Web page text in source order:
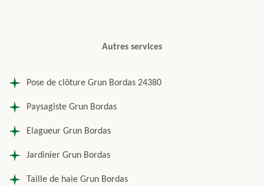
Autres services
Pose de clôture Grun Bordas 24380
Paysagiste Grun Bordas
Elagueur Grun Bordas
Jardinier Grun Bordas
Taille de haie Grun Bordas